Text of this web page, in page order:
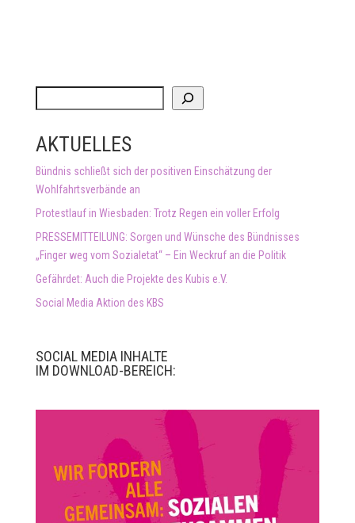
u
h
e
n
AKTUELLES
Bündnis schließt sich der positiven Einschätzung der
Wohlfahrtsverbände an
Protestlauf in Wiesbaden: Trotz Regen ein voller Erfolg
PRESSEMITTEILUNG: Sorgen und Wünsche des Bündnisses
„Finger weg vom Sozialetat“ – Ein Weckruf an die Politik
Gefährdet: Auch die Projekte des Kubis e.V.
Social Media Aktion des KBS
SOCIAL MEDIA INHALTE
IM DOWNLOAD-BEREICH: